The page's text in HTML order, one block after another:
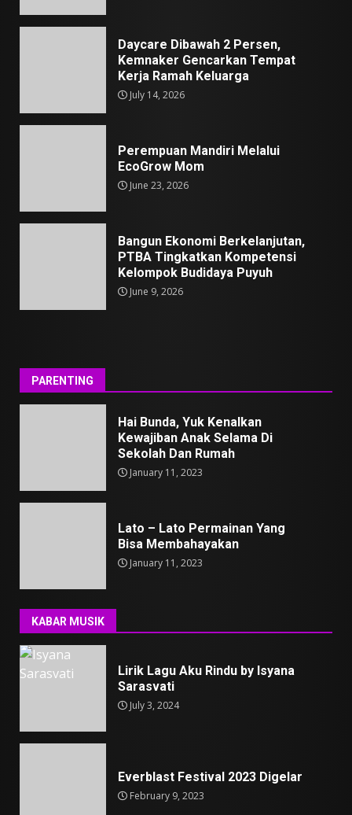
Daycare Dibawah 2 Persen,
Kemnaker Gencarkan Tempat
Kerja Ramah Keluarga
July 14, 2026
Perempuan Mandiri Melalui
EcoGrow Mom
June 23, 2026
Bangun Ekonomi Berkelanjutan,
PTBA Tingkatkan Kompetensi
Kelompok Budidaya Puyuh
June 9, 2026
PARENTING
Hai Bunda, Yuk Kenalkan
Kewajiban Anak Selama Di
Sekolah Dan Rumah
January 11, 2023
Lato – Lato Permainan Yang
Bisa Membahayakan
January 11, 2023
KABAR MUSIK
Lirik Lagu Aku Rindu by Isyana
Sarasvati
July 3, 2024
Everblast Festival 2023 Digelar
February 9, 2023